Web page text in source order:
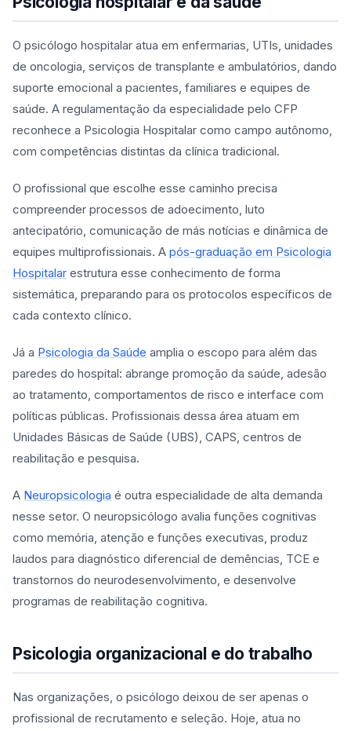
O psicólogo hospitalar atua em enfermarias, UTIs, unidades
de oncologia, serviços de transplante e ambulatórios, dando
suporte emocional a pacientes, familiares e equipes de
saúde. A regulamentação da especialidade pelo CFP
reconhece a Psicologia Hospitalar como campo autônomo,
com competências distintas da clínica tradicional.
O profissional que escolhe esse caminho precisa
compreender processos de adoecimento, luto
antecipatório, comunicação de más notícias e dinâmica de
equipes multiprofissionais. A pós-graduação em Psicologia
Hospitalar estrutura esse conhecimento de forma
sistemática, preparando para os protocolos específicos de
cada contexto clínico.
Já a Psicologia da Saúde amplia o escopo para além das
paredes do hospital: abrange promoção da saúde, adesão
ao tratamento, comportamentos de risco e interface com
políticas públicas. Profissionais dessa área atuam em
Unidades Básicas de Saúde (UBS), CAPS, centros de
reabilitação e pesquisa.
A Neuropsicologia é outra especialidade de alta demanda
nesse setor. O neuropsicólogo avalia funções cognitivas
como memória, atenção e funções executivas, produz
laudos para diagnóstico diferencial de demências, TCE e
transtornos do neurodesenvolvimento, e desenvolve
programas de reabilitação cognitiva.
Psicologia organizacional e do trabalho
Nas organizações, o psicólogo deixou de ser apenas o
profissional de recrutamento e seleção. Hoje, atua no